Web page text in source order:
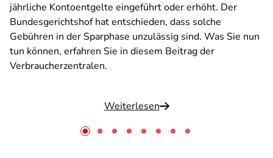
jährliche Kontoentgelte eingeführt oder erhöht. Der
Bundesgerichtshof hat entschieden, dass solche
Gebühren in der Sparphase unzulässig sind. Was Sie nun
tun können, erfahren Sie in diesem Beitrag der
Verbraucherzentralen.
Weiterlesen